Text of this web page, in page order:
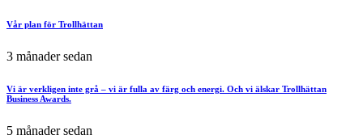
Vår plan för Trollhättan
3 månader sedan
Vi är verkligen inte grå – vi är fulla av färg och energi. Och vi älskar Trollhättan
Business Awards.
5 månader sedan